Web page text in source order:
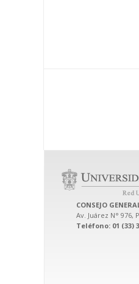
CONSEJO
Av. Juárez N° 976,
Teléfono: 01 (33)